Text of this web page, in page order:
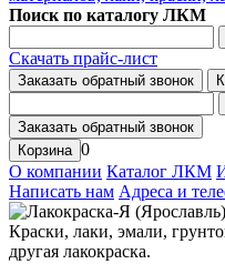
Поиск по каталогу ЛКМ
Скачать прайс-лист
Заказать обратный звонок
Заказать обратный звонок
Корзина 0
О компании Каталог ЛКМ
Написать нам Адреса и